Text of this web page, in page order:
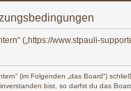
(„https://www.stpauli-
(im Folgenden „das Board“)
bist, so darfst du das